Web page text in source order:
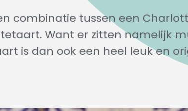
combinatie tussen een
Want er zitten namelijk
is dan ook een heel leuk en